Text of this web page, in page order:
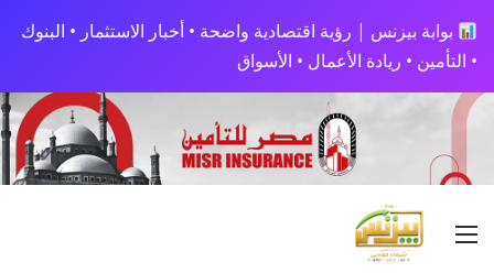
بوابة بيزنس | رؤية اقتصادية واضحة • أخبار الاستثمار • البنوك
• التأمين • ريادة الأعمال • الأسواق
القائمة